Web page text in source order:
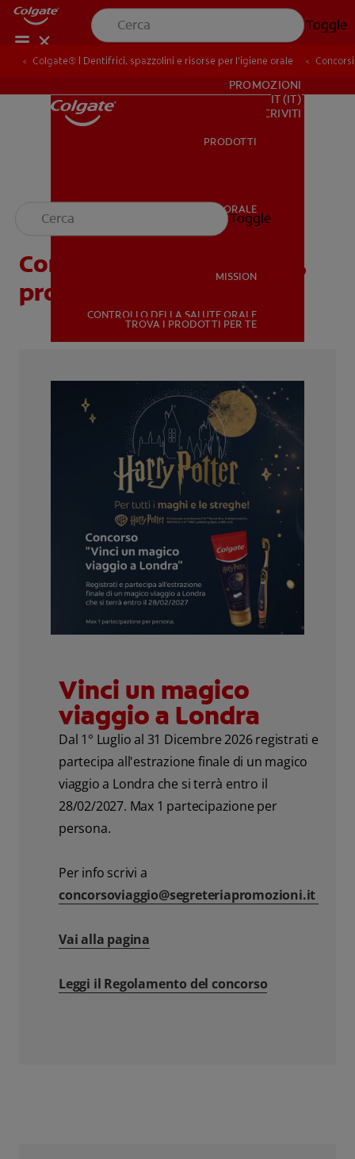
Toggle
SALUTE ORALE
CONTROLLO DELLA SALUTE ORALE
TROVA I PRODOTTI PER TE
PER I PROFESSIONISTI
ISCRIVITI
PER I PROFESSIONISTI
PROMOZIONI
IT (IT)
ISCRIVITI
PRODOTTI
SALUTE ORALE
MISSION
CONTROLLO DELLA SALUTE ORALE
TROVA I PRODOTTI PER TE
Toggle
Colgate® | Dentifrici, spazzolini e risorse per l’igiene orale
CONCORSI E PROMOZIONI
Concorsi a premi Colgate,
promozioni
Vinci un magico
viaggio a Londra
Dal 1° Luglio al 31 Dicembre 2026 registrati e
partecipa all'estrazione finale di un magico
viaggio a Londra che si terrà entro il
28/02/2027. Max 1 partecipazione per
persona.
Per info scrivi a
concorsoviaggio@segreteriapromozioni.it
Vai alla pagina
Leggi il Regolamento del concorso